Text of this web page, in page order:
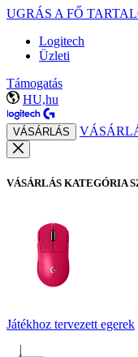
UGRÁS A FŐ
Logitech
Üzleti
Támogatás
HU,hu
VÁSÁRLÁS
VÁSÁRLÁS KATEGÓRIA
Játékhoz tervezett egerek